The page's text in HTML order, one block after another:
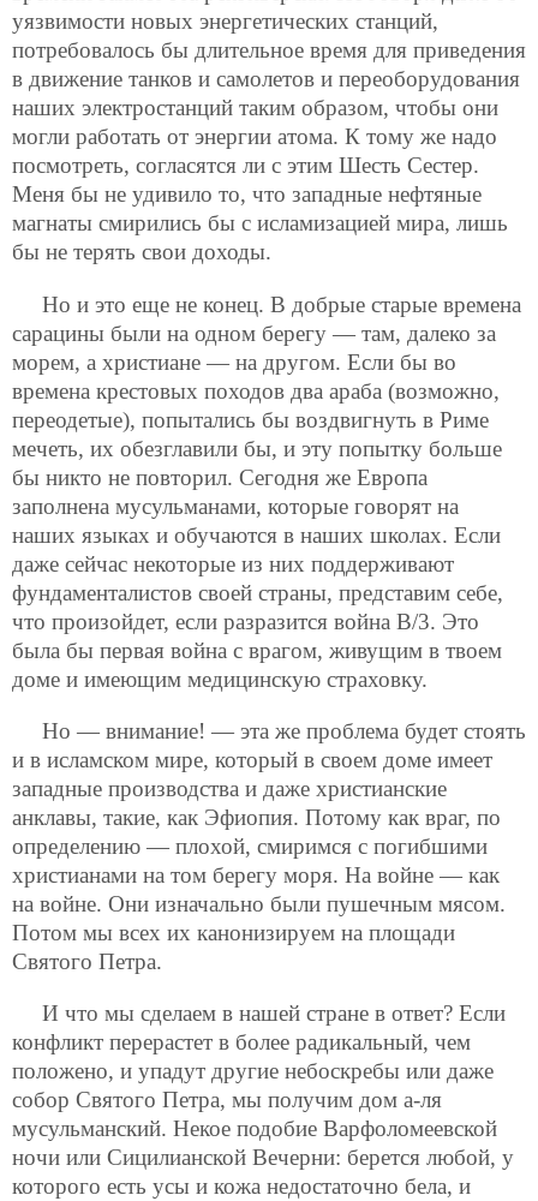
уязвимости новых энергетических станций,
потребовалось бы длительное время для приведения
в движение танков и самолетов и переоборудования
наших электростанций таким образом, чтобы они
могли работать от энергии атома. К тому же надо
посмотреть, согласятся ли с этим Шесть Сестер.
Меня бы не удивило то, что западные нефтяные
магнаты смирились бы с исламизацией мира, лишь
бы не терять свои доходы.
Но и это еще не конец. В добрые старые времена
сарацины были на одном берегу — там, далеко за
морем, а христиане — на другом. Если бы во
времена крестовых походов два араба (возможно,
переодетые), попытались бы воздвигнуть в Риме
мечеть, их обезглавили бы, и эту попытку больше
бы никто не повторил. Сегодня же Европа
заполнена мусульманами, которые говорят на
наших языках и обучаются в наших школах. Если
даже сейчас некоторые из них поддерживают
фундаменталистов своей страны, представим себе,
что произойдет, если разразится война В/3. Это
была бы первая война с врагом, живущим в твоем
доме и имеющим медицинскую страховку.
Но — внимание! — эта же проблема будет стоять
и в исламском мире, который в своем доме имеет
западные производства и даже христианские
анклавы, такие, как Эфиопия. Потому как враг, по
определению — плохой, смиримся с погибшими
христианами на том берегу моря. На войне — как
на войне. Они изначально были пушечным мясом.
Потом мы всех их канонизируем на площади
Святого Петра.
И что мы сделаем в нашей стране в ответ? Если
конфликт перерастет в более радикальный, чем
положено, и упадут другие небоскребы или даже
собор Святого Петра, мы получим дом а-ля
мусульманский. Некое подобие Варфоломеевской
ночи или Сицилианской Вечерни: берется любой, у
которого есть усы и кожа недостаточно бела, и